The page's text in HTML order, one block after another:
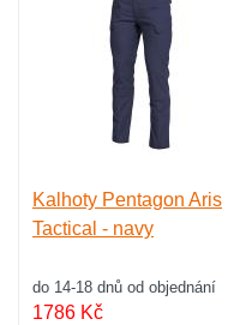
Kalhoty Pentagon Aris
Tactical - navy
do 14-18 dnů od objednání
1786 Kč